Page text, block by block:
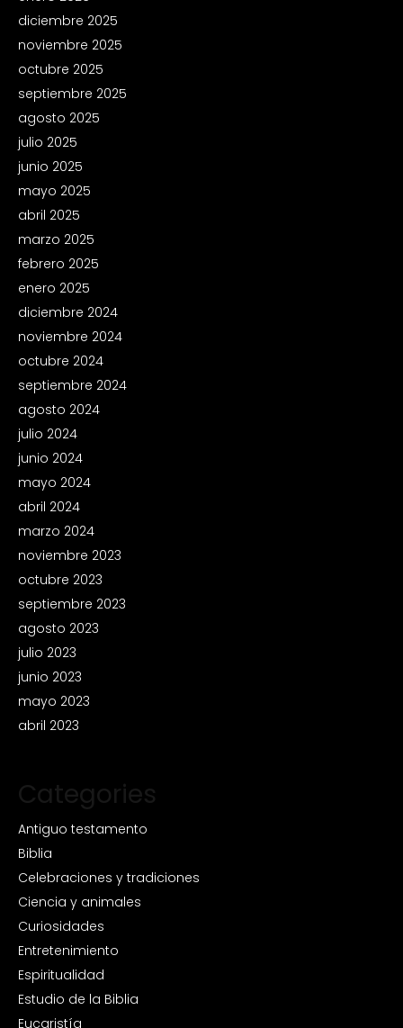
diciembre 2025
noviembre 2025
octubre 2025
septiembre 2025
agosto 2025
julio 2025
junio 2025
mayo 2025
abril 2025
marzo 2025
febrero 2025
enero 2025
diciembre 2024
noviembre 2024
octubre 2024
septiembre 2024
agosto 2024
julio 2024
junio 2024
mayo 2024
abril 2024
marzo 2024
noviembre 2023
octubre 2023
septiembre 2023
agosto 2023
julio 2023
junio 2023
mayo 2023
abril 2023
Categories
Antiguo testamento
Biblia
Celebraciones y tradiciones
Ciencia y animales
Curiosidades
Entretenimiento
Espiritualidad
Estudio de la Biblia
Eucaristía